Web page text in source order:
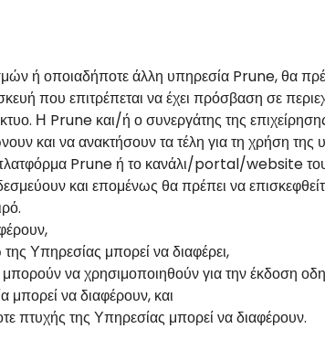
ή οποιαδήποτε άλλη υπηρεσία Prune, θα
που επιτρέπεται να έχει πρόσβαση σε
Η Prune και/ή ο συνεργάτης της
και να ανακτήσουν τα τέλη για τη χρήση
Prune ή το κανάλι/portal/website
και επομένως θα πρέπει να
Υπηρεσίας μπορεί να διαφέρει,
να χρησιμοποιηθούν για την έκδοση
μπορεί να διαφέρουν, και
πτυχής της Υπηρεσίας μπορεί να διαφέρουν.